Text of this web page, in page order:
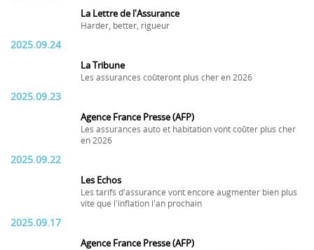
La Lettre de l'Assurance
Harder, better, rigueur
2025.09.24
La Tribune
Les assurances coûteront plus cher en 2026
2025.09.23
Agence France Presse (AFP)
Les assurances auto et habitation vont coûter plus cher
en 2026
2025.09.22
Les Echos
Les tarifs d'assurance vont encore augmenter bien plus
vite que l'inflation l'an prochain
2025.09.17
Agence France Presse (AFP)